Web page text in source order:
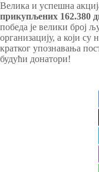
Велика и успешна
прикупљених 162.380
победа је велики број
организацију, а који су
кратког упознавања
будући донатори!